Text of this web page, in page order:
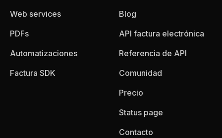
Web services
PDFs
Automatizaciones
Factura SDK
Blog
API factura electrónica
Referencia de API
Comunidad
Precio
Status page
Contacto